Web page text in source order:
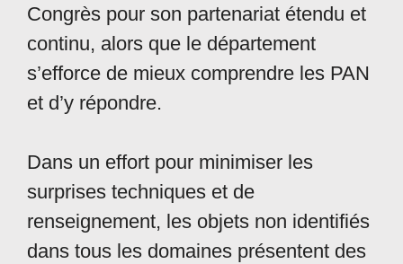
Congrès pour son partenariat étendu et
continu, alors que le département
s’efforce de mieux comprendre les PAN
et d’y répondre.
Dans un effort pour minimiser les
surprises techniques et de
renseignement, les objets non identifiés
dans tous les domaines présentent des